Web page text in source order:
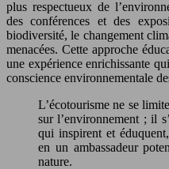
plus respectueux de
des conférences et des
biodiversité, le changement
menacées. Cette approche
une expérience enrichissante
conscience environnementale
L’écotourisme ne se
sur l’environnement ; il
qui inspirent et
en un ambassadeur
nature.